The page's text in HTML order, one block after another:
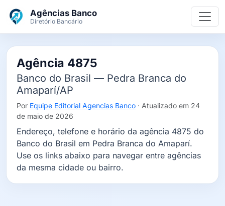
Agências Banco
Diretório Bancário
Agência 4875
Banco do Brasil — Pedra Branca do
Amaparí/AP
Por Equipe Editorial Agencias Banco · Atualizado em 24
de maio de 2026
Endereço, telefone e horário da agência 4875 do
Banco do Brasil em Pedra Branca do Amaparí.
Use os links abaixo para navegar entre agências
da mesma cidade ou bairro.